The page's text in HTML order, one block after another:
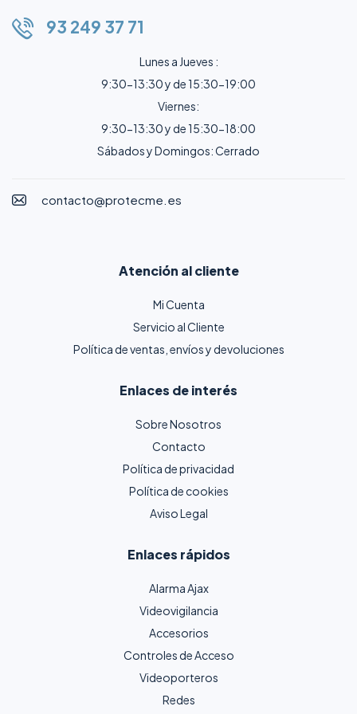
93 249 37 71
Lunes a Jueves :
9:30-13:30 y de 15:30-19:00
Viernes:
9:30-13:30 y de 15:30-18:00
Sábados y Domingos: Cerrado
contacto@protecme.es
Atención al cliente
Mi Cuenta
Servicio al Cliente
Política de ventas, envíos y devoluciones
Enlaces de interés
Sobre Nosotros
Contacto
Política de privacidad
Política de cookies
Aviso Legal
Enlaces rápidos
Alarma Ajax
Videovigilancia
Accesorios
Controles de Acceso
Videoporteros
Redes